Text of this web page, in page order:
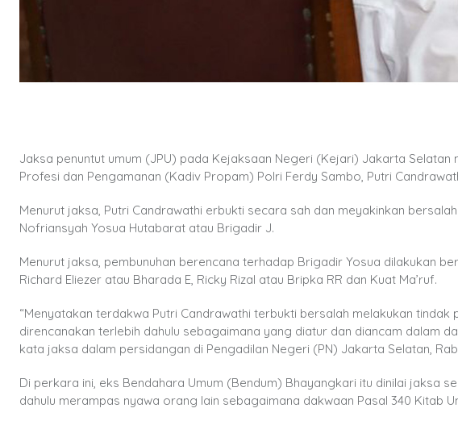
Jaksa penuntut umum (JPU) pada Kejaksaan Negeri (Kejari) Jakarta
Profesi dan Pengamanan (Kadiv Propam) Polri Ferdy Sambo, Putri
Menurut jaksa, Putri Candrawathi erbukti secara sah dan meyakinkan
Nofriansyah Yosua Hutabarat atau Brigadir J.
Menurut jaksa, pembunuhan berencana terhadap Brigadir Yosua dilakukan
Richard Eliezer atau Bharada E, Ricky Rizal atau Bripka RR dan Kuat Ma’ruf.
“Menyatakan terdakwa Putri Candrawathi terbukti bersalah melakukan
direncanakan terlebih dahulu sebagaimana yang diatur dan diancam dalam
kata jaksa dalam persidangan di Pengadilan Negeri (PN) Jakarta Selatan,
Di perkara ini, eks Bendahara Umum (Bendum) Bhayangkari itu dinilai jaksa
dahulu merampas nyawa orang lain sebagaimana dakwaan Pasal 340 Kitab